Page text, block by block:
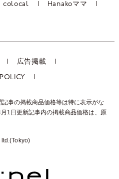
colocal Hanakoママ
広告掲載
事の掲載商品価格等は特に表示がな
1日更新記事内の掲載商品価格は、 原